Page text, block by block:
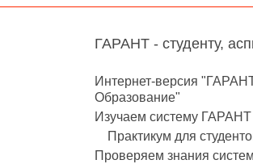
ГАРАНТ - студенту,
Интернет-версия
Образование"
Изучаем систему ГАРАНТ
Практикум для
Проверяем знания